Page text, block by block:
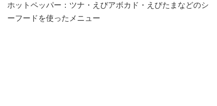
ホットペッパー：ツナ・えびアボカド・えびたまなどのシ
ーフードを使ったメニュー